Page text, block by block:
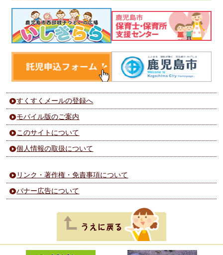
すくすくメールの登録へ
モバイル版のご案内
このサイトについて
個人情報の取扱について
リンク・著作権・免責事項について
バナー広告について